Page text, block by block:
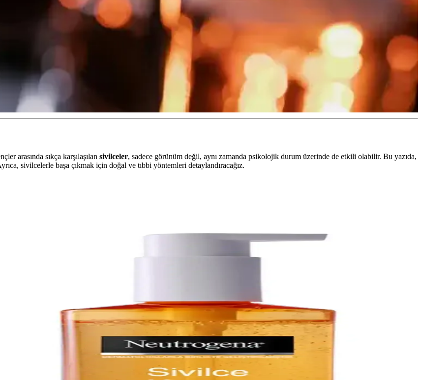
arasında sıkça karşılaşılan sivilceler, sadece görünüm değil, aynı zamanda psikolojik durum üzerinde de etkili olabilir. Bu yazıda,
sivilcelerle başa çıkmak için doğal ve tıbbi yöntemleri detaylandıracağız.
bakteriyel enfeksiyon ve çevresel faktörler olabilir. Doğru bakım ve dermatolojik destekle sorun yönetilebilir.
Yöntemler
bant kullanımı ile şişlik azaltılır. Yeşil renk düzeltici ve kapatıcı ile makyajla görünüm minimize edilir, cilt sağlığı korunur.
Sağlığının Rolü
onarımı ve bağırsak sağlığının desteklenmesi sivilce izlerinin azalmasına ve cildin dengelenmesine yardımcı olur.
Bakımı
cilt sağlığını koruma yollarını öğrenin.
Bakım Çözümleri